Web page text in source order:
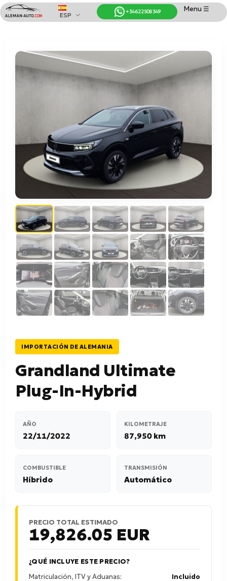
Coches de Alemania
Importación de Coches de Alemania
Menu ☰
+34 622 508 349
ESP
IMPORTACIÓN DE ALEMANIA
Grandland Ultimate
Plug-In-Hybrid
AÑO
22/11/2022
KILOMETRAJE
87,950 km
COMBUSTIBLE
Híbrido
TRANSMISIÓN
Automático
PRECIO TOTAL ESTIMADO
19,826.05 EUR
¿QUÉ INCLUYE ESTE PRECIO?
Matriculación, ITV y Aduanas:
Incluido